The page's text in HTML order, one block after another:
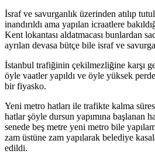
İsraf ve savurganlık üzerinden atılıp
inandırıldı ama yapılan icraatlere
Kent lokantası aldatmacası bunlardan
ayrılan devasa bütçe bile israf ve
İstanbul trafiğinin çekilmezliğine karşı
öyle vaatler yapıldı ve öyle yüksek
bir fiyasko.
Yeni metro hatları ile trafikte kalma
hatlar şöyle dursun yapımına başlanan
senede beş metre yeni metro bile
zam üstüne zam yapılarak belediye
edildi.